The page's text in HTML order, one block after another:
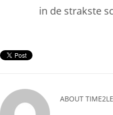
in de strakste
ABOUT